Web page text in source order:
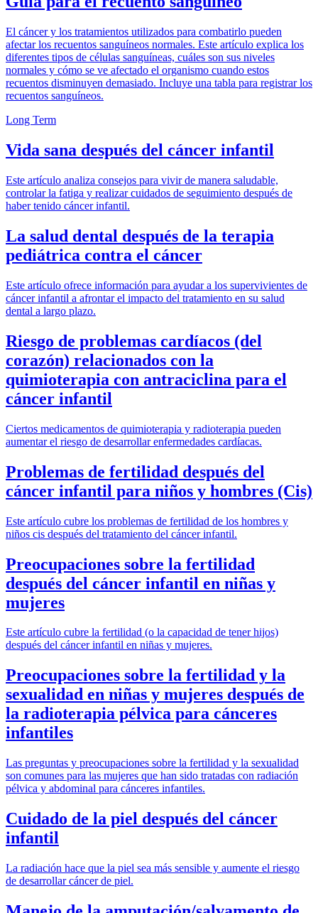
El cáncer y los tratamientos utilizados para combatirlo pueden
afectar los recuentos sanguíneos normales. Este artículo explica los
diferentes tipos de células sanguíneas, cuáles son sus niveles
normales y cómo se ve afectado el organismo cuando estos
recuentos disminuyen demasiado. Incluye una tabla para registrar los
recuentos sanguíneos.
Long Term
Vida sana después del cáncer infantil
Este artículo analiza consejos para vivir de manera saludable,
controlar la fatiga y realizar cuidados de seguimiento después de
haber tenido cáncer infantil.
La salud dental después de la terapia
pediátrica contra el cáncer
Este artículo ofrece información para ayudar a los supervivientes de
cáncer infantil a afrontar el impacto del tratamiento en su salud
dental a largo plazo.
Riesgo de problemas cardíacos (del
corazón) relacionados con la
quimioterapia con antraciclina para el
cáncer infantil
Ciertos medicamentos de quimioterapia y radioterapia pueden
aumentar el riesgo de desarrollar enfermedades cardíacas.
Problemas de fertilidad después del
cáncer infantil para niños y hombres (Cis)
Este artículo cubre los problemas de fertilidad de los hombres y
niños cis después del tratamiento del cáncer infantil.
Preocupaciones sobre la fertilidad
después del cáncer infantil en niñas y
mujeres
Este artículo cubre la fertilidad (o la capacidad de tener hijos)
después del cáncer infantil en niñas y mujeres.
Preocupaciones sobre la fertilidad y la
sexualidad en niñas y mujeres después de
la radioterapia pélvica para cánceres
infantiles
Las preguntas y preocupaciones sobre la fertilidad y la sexualidad
son comunes para las mujeres que han sido tratadas con radiación
pélvica y abdominal para cánceres infantiles.
Cuidado de la piel después del cáncer
infantil
La radiación hace que la piel sea más sensible y aumente el riesgo
de desarrollar cáncer de piel.